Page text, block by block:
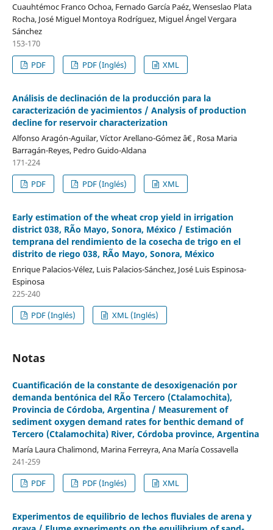
Cuauhtémoc Franco Ochoa, Fernado García Paéz, Wenseslao Plata
Rocha, José Miguel Montoya Rodríguez, Miguel Ángel Vergara
Sánchez
153-170
PDF
PDF (Inglés) XML
Análisis de declinación de la producción para la
caracterización de yacimientos / Analysis of production
decline for reservoir characterization
Alfonso Aragón-Aguilar, Víctor Arellano-Gómez â€ , Rosa Maria
Barragán-Reyes, Pedro Guido-Aldana
171-224
PDF
PDF (Inglés) XML
Early estimation of the wheat crop yield in irrigation
district 038, RÃ­o Mayo, Sonora, México / Estimación
temprana del rendimiento de la cosecha de trigo en el
distrito de riego 038, RÃ­o Mayo, Sonora, México
Enrique Palacios-Vélez, Luis Palacios-Sánchez, José Luis Espinosa-
Espinosa
225-240
PDF (Inglés)
XML (Inglés)
Notas
Cuantificación de la constante de desoxigenación por
demanda bentónica del RÃ­o Tercero (Ctalamochita),
Provincia de Córdoba, Argentina / Measurement of
sediment oxygen demand rates for benthic demand of
Tercero (Ctalamochita) River, Córdoba province, Argentina
María Laura Chalimond, Marina Ferreyra, Ana María Cossavella
241-259
PDF
PDF (Inglés) XML
Experimentos de equilibrio de lechos fluviales de arena y